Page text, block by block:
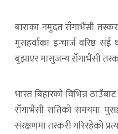
बाराका नमुदत राँंगाभैंसी
मुसहर्वाका इन्चार्ज वरिष्ठ
बुझाएर मासुजन्य राँंगाभैंसी
भारत बिहारको विभिन्न
राँंगाभैंसी रातिको समयमा
संरक्षणमा तस्करी गरिरहेको